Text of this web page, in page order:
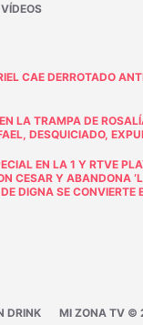
VÍDEOS
CAE DERROTADO
LA TRAMPA DE
DESQUICIADO,
EN LA 1 Y RTVE
CESAR Y ABANDONA
DIGNA SE CONVIERTE
DRINK MI ZONA TV ©